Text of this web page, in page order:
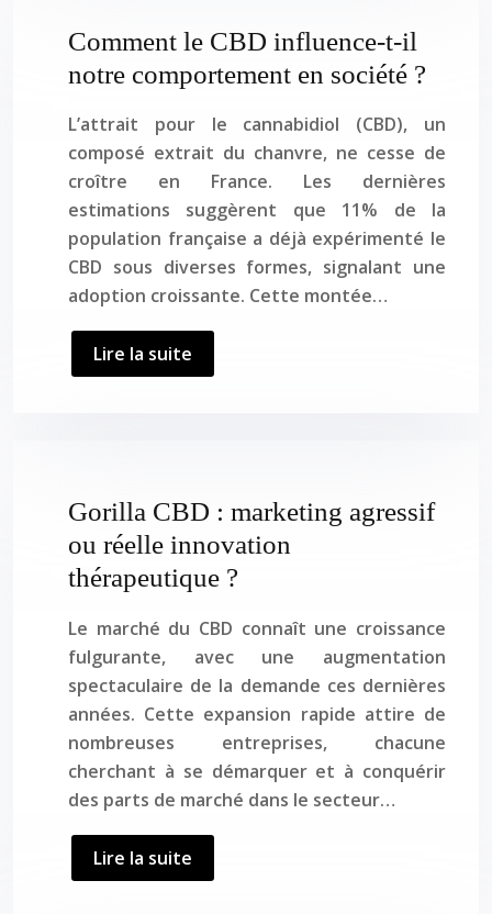
Comment le CBD influence-t-il
notre comportement en société ?
L’attrait pour le cannabidiol (CBD), un
composé extrait du chanvre, ne cesse de
croître en France. Les dernières
estimations suggèrent que 11% de la
population française a déjà expérimenté le
CBD sous diverses formes, signalant une
adoption croissante. Cette montée…
Lire la suite
Gorilla CBD : marketing agressif
ou réelle innovation
thérapeutique ?
Le marché du CBD connaît une croissance
fulgurante, avec une augmentation
spectaculaire de la demande ces dernières
années. Cette expansion rapide attire de
nombreuses entreprises, chacune
cherchant à se démarquer et à conquérir
des parts de marché dans le secteur…
Lire la suite